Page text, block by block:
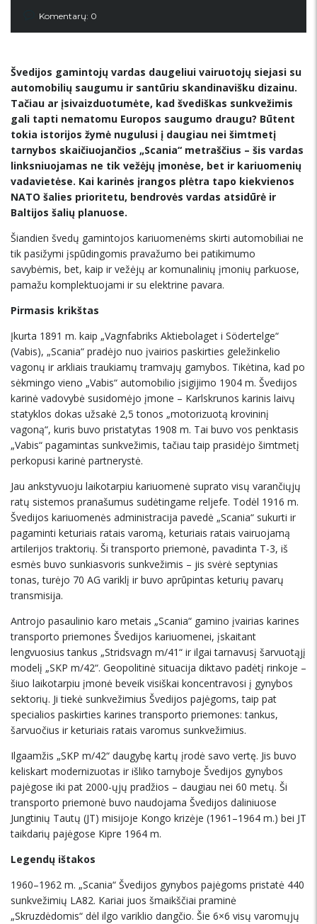
Komentarų: 0
Švedijos gamintojų vardas daugeliui vairuotojų siejasi su
automobilių saugumu ir santūriu skandinavišku dizainu.
Tačiau ar įsivaizduotumėte, kad švediškas sunkvežimis
gali tapti nematomu Europos saugumo draugu? Būtent
tokia istorijos žymė nugulusi į daugiau nei šimtmetį
tarnybos skaičiuojančios „Scania“ metraščius – šis vardas
linksniuojamas ne tik vežėjų įmonėse, bet ir kariuomenių
vadavietėse. Kai karinės įrangos plėtra tapo kiekvienos
NATO šalies prioritetu, bendrovės vardas atsidūrė ir
Baltijos šalių planuose.
Šiandien švedų gamintojos kariuomenėms skirti automobiliai ne
tik pasižymi įspūdingomis pravažumo bei patikimumo
savybėmis, bet, kaip ir vežėjų ar komunalinių įmonių parkuose,
pamažu komplektuojami ir su elektrine pavara.
Pirmasis krikštas
Įkurta 1891 m. kaip „Vagnfabriks Aktiebolaget i Södertelge“
(Vabis), „Scania“ pradėjo nuo įvairios paskirties geležinkelio
vagonų ir arkliais traukiamų tramvajų gamybos. Tikėtina, kad po
sėkmingo vieno „Vabis“ automobilio įsigijimo 1904 m. Švedijos
karinė vadovybė susidomėjo įmone – Karlskrunos karinis laivų
statyklos dokas užsakė 2,5 tonos „motorizuotą krovininį
vagoną“, kuris buvo pristatytas 1908 m. Tai buvo vos penktasis
„Vabis“ pagamintas sunkvežimis, tačiau taip prasidėjo šimtmetį
perkopusi karinė partnerystė.
Jau ankstyvuoju laikotarpiu kariuomenė suprato visų varančiųjų
ratų sistemos pranašumus sudėtingame reljefe. Todėl 1916 m.
Švedijos kariuomenės administracija pavedė „Scania“ sukurti ir
pagaminti keturiais ratais varomą, keturiais ratais vairuojamą
artilerijos traktorių. Ši transporto priemonė, pavadinta T-3, iš
esmės buvo sunkiasvoris sunkvežimis – jis svėrė septynias
tonas, turėjo 70 AG variklį ir buvo aprūpintas keturių pavarų
transmisija.
Antrojo pasaulinio karo metais „Scania“ gamino įvairias karines
transporto priemones Švedijos kariuomenei, įskaitant
lengvuosius tankus „Stridsvagn m/41“ ir ilgai tarnavusį šarvuotąjį
modelį „SKP m/42“. Geopolitinė situacija diktavo padėtį rinkoje –
šiuo laikotarpiu įmonė beveik visiškai koncentravosi į gynybos
sektorių. Ji tiekė sunkvežimius Švedijos pajėgoms, taip pat
specialios paskirties karines transporto priemones: tankus,
šarvuočius ir keturiais ratais varomus sunkvežimius.
Ilgaamžis „SKP m/42“ daugybę kartų įrodė savo vertę. Jis buvo
keliskart modernizuotas ir išliko tarnyboje Švedijos gynybos
pajėgose iki pat 2000-ųjų pradžios – daugiau nei 60 metų. Ši
transporto priemonė buvo naudojama Švedijos daliniuose
Jungtinių Tautų (JT) misijoje Kongo krizėje (1961–1964 m.) bei JT
taikdarių pajėgose Kipre 1964 m.
Legendų ištakos
1960–1962 m. „Scania“ Švedijos gynybos pajėgoms pristatė 440
sunkvežimių LA82. Kariai juos šmaikščiai praminė
„Skruzdėdomis“ dėl ilgo variklio dangčio. Šie 6×6 visų varomųjų